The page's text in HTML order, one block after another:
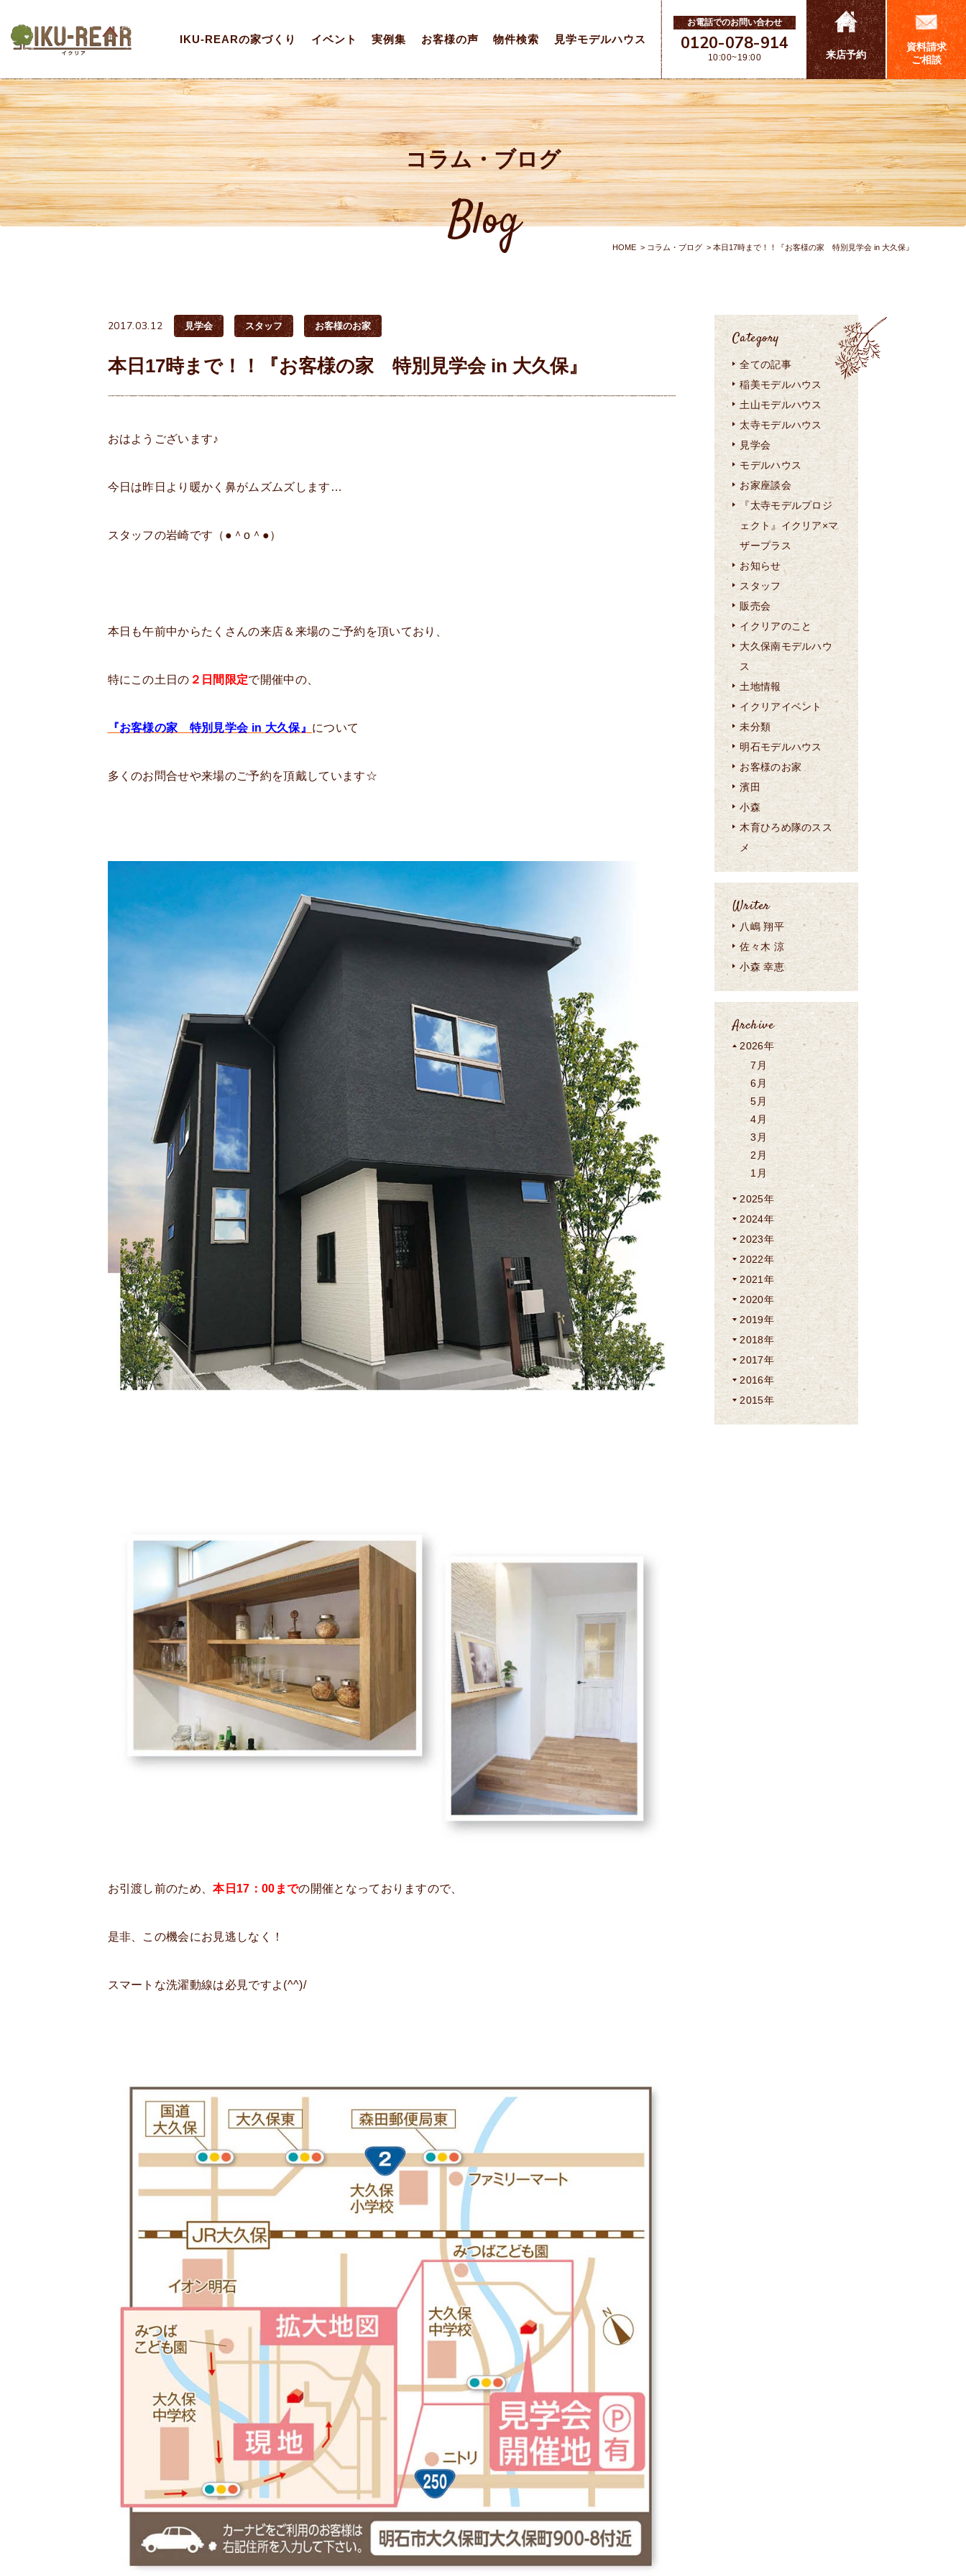
IKU-REARの家づくり イベント 実例集 お客様の声 物件検索 見学モデルハウス
お電話でのお問い合わせ
0120-078-914
10:00~19:00 来店予約
資料請求
ご相談
コラム・ブログ
Blog HOME コラム・ブログ 本日17時まで！！『お客様の家 特別見学会 in 大久保』
2017.03.12 見学会 スタッフ お客様のお家
本日17時まで！！『お客様の家 特別見学会 in 大久保』
おはようございます♪
今日は昨日より暖かく鼻がムズムズします…
スタッフの岩崎です（●＾o＾●）
本日も午前中からたくさんの来店＆来場のご予約を頂いており、
特にこの土日の ２日間限定で開催中の、
『お客様の家 特別見学会 in 大久保』 について
多くのお問合せや来場のご予約を頂戴しています☆
お引渡し前のため、本日17：00までの開催となっておりますので、
是非、この機会にお見逃しなく！
スマートな洗濯動線は必見ですよ(^^)/
Category
全ての記事
稲美モデルハウス
土山モデルハウス
太寺モデルハウス
見学会
モデルハウス
お家座談会
『太寺モデルプロジ
ェクト』イクリア×マ
ザープラス
お知らせ
スタッフ
販売会
イクリアのこと
大久保南モデルハウ
ス
土地情報
イクリアイベント
未分類
明石モデルハウス
お客様のお家
濱田
小森
木育ひろめ隊のスス
メ
Writer
八嶋 翔平
佐々木 涼
小森 幸恵
Archive
2026年
7月
6月
5月
4月
3月
2月
1月
2025年
2024年
2023年
2022年
2021年
2020年
2019年
2018年
2017年
2016年
2015年